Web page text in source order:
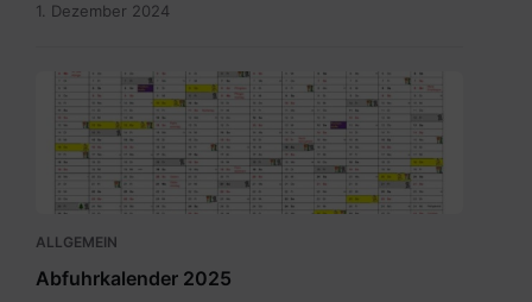
1. Dezember 2024
Abfuhrkalender
2025.pdf
ALLGEMEIN
Abfuhrkalender 2025